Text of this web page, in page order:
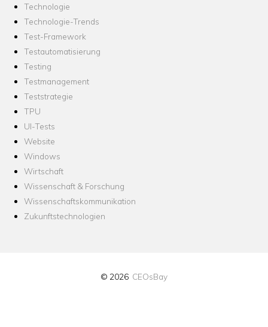
Technologie
Technologie-Trends
Test-Framework
Testautomatisierung
Testing
Testmanagement
Teststrategie
TPU
UI-Tests
Website
Windows
Wirtschaft
Wissenschaft & Forschung
Wissenschaftskommunikation
Zukunftstechnologien
© 2026 CEOsBay